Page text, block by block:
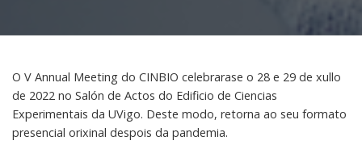
O V Annual Meeting do CINBIO celebrarase o 28 e 29 de xullo
de 2022 no Salón de Actos do Edificio de Ciencias
Experimentais da UVigo. Deste modo, retorna ao seu formato
presencial orixinal despois da pandemia.